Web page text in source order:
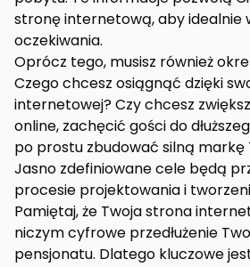
stronę internetową, aby idealnie
oczekiwania.
Oprócz tego, musisz również
Czego chcesz osiągnąć dzięki
internetowej? Czy chcesz
online, zachęcić gości do
po prostu zbudować silną markę
Jasno zdefiniowane cele będą
procesie projektowania i
Pamiętaj, że Twoja strona
niczym cyfrowe przedłużenie
pensjonatu. Dlatego kluczowe